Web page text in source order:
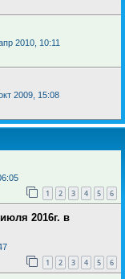
2010, 10:11
2009, 15:08
1 2 3 4 5 6
2016г. в
1 2 3 4 5 6